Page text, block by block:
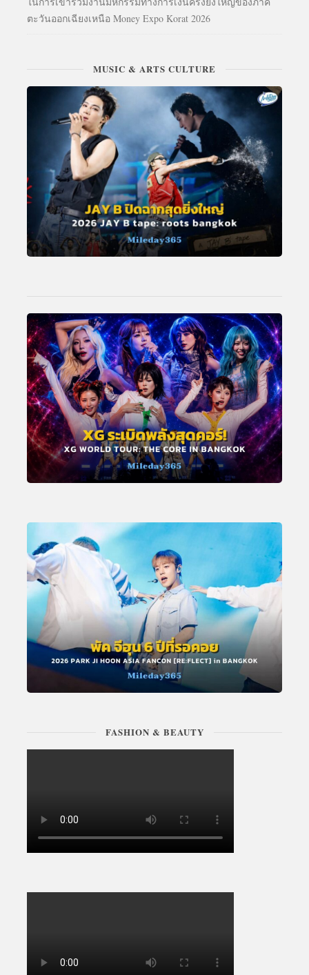
ตะวันออกเฉียงเหนือ Money Expo Korat 2026
MUSIC & ARTS CULTURE
FASHION & BEAUTY